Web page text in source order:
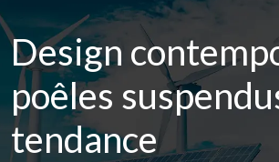
Design
poêles
tendance